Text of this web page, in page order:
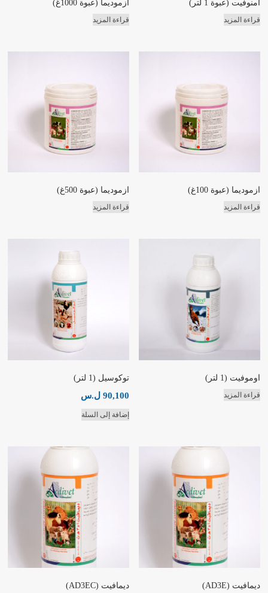
أمنوفيت (عبوة 1 لتر)
قراءة المزيد
ازموديما (عبوة 1000غ)
قراءة المزيد
ازموديما (عبوة 100غ)
قراءة المزيد
ازموديما (عبوة 500غ)
قراءة المزيد
اوموفيت (1 لتر)
قراءة المزيد
توكوسيل (1 لتر)
90,100 ل.س
إضافة إلى السلة
ديمافيت (AD3E) ديمافيت (AD3EC)